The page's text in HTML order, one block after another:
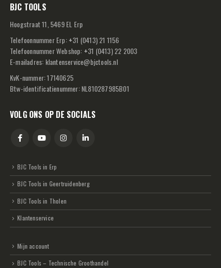
BJC TOOLS
Hoogstraat 11, 5469 EL Erp
Telefoonnummer Erp:+31 (0413) 21 1156
Telefoonnummer Webshop: +31 (0413) 22 2003
E-mailadres: klantenservice@bjctools.nl
KvK-nummer: 17140625
Btw-identificatienummer: NL810287985B01
VOLG ONS OP DE SOCIALS
BJC Tools in Erp
BJC Tools in Geertruidenberg
BJC Tools in Tholen
Klantenservice
Mijn account
BJC Tools – Technische Groothandel